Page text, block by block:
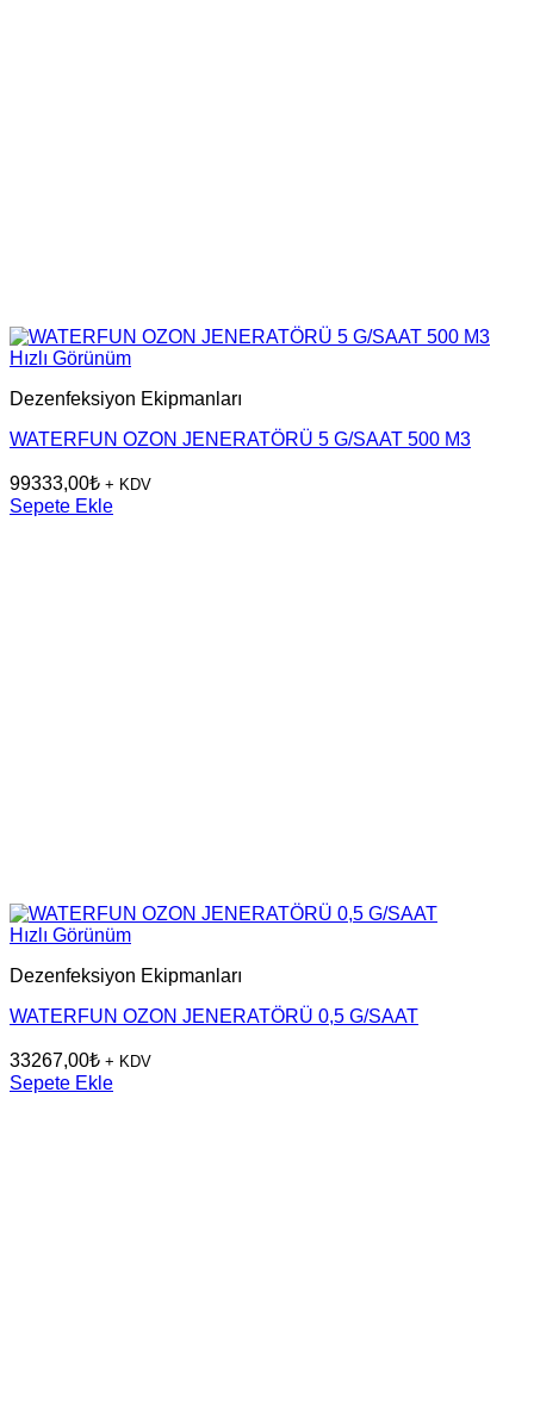
Hızlı Görünüm
Dezenfeksiyon Ekipmanları
WATERFUN OZON JENERATÖRÜ 5 G/SAAT 500 M3
99333,00₺ + KDV
Sepete Ekle
Hızlı Görünüm
Dezenfeksiyon Ekipmanları
WATERFUN OZON JENERATÖRÜ 0,5 G/SAAT
33267,00₺ + KDV
Sepete Ekle